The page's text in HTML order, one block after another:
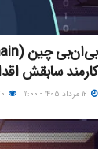
کارمند سابقش